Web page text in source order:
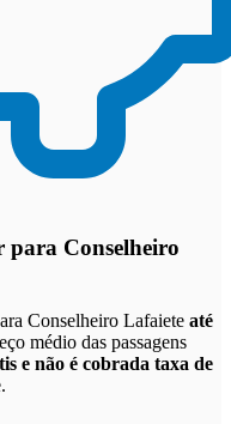
para Conselheiro
Conselheiro Lafaiete até
médio das passagens
e não é cobrada taxa de